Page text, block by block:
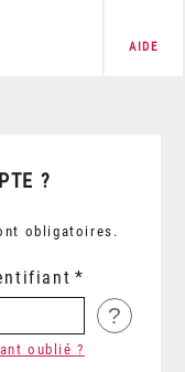
AIDE
?
obligatoires.
?
oublié ?